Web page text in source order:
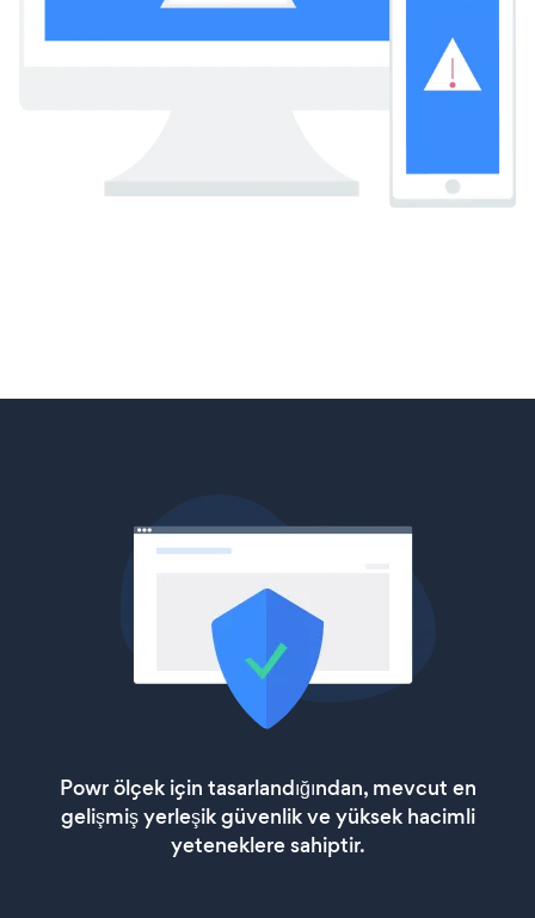
Powr ölçek için tasarlandığından, mevcut en
gelişmiş yerleşik güvenlik ve yüksek hacimli
yeteneklere sahiptir.